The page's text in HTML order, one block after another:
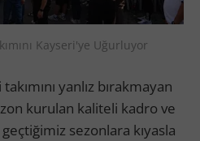
Kayseri'ye Uğurluyor
yanlız bırakmayan
kurulan kaliteli kadro ve
sezonlara kıyasla